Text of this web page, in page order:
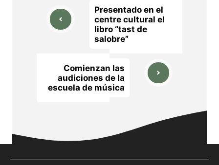
Presentado en el
centre cultural el
libro “tast de
salobre”
Comienzan las
audiciones de la
escuela de música